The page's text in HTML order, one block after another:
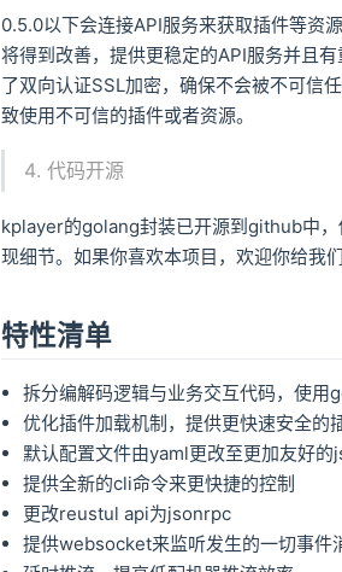
0.5.0以下会连接API服务来获取插件等资
将得到改善，提供更稳定的API服务并且
了双向认证SSL加密，确保不会被不可信
致使用不可信的插件或者资源。
代码开源
kplayer的golang封装已开源到github中
现细节。如果你喜欢本项目，欢迎你给我
特性清单
拆分编解码逻辑与业务交互代码，使用
优化插件加载机制，提供更快速安全的
默认配置文件由yaml更改至更加友好的
提供全新的cli命令来更快捷的控制
更改reustul api为jsonrpc
提供websocket来监听发生的一切事件